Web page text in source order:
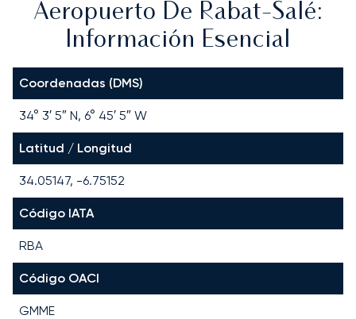
Aeropuerto De Rabat-Salé:
Información Esencial
Coordenadas (DMS)
34° 3′ 5″ N, 6° 45′ 5″ W
Latitud / Longitud
34.05147, -6.75152
Código IATA
RBA
Código OACI
GMME